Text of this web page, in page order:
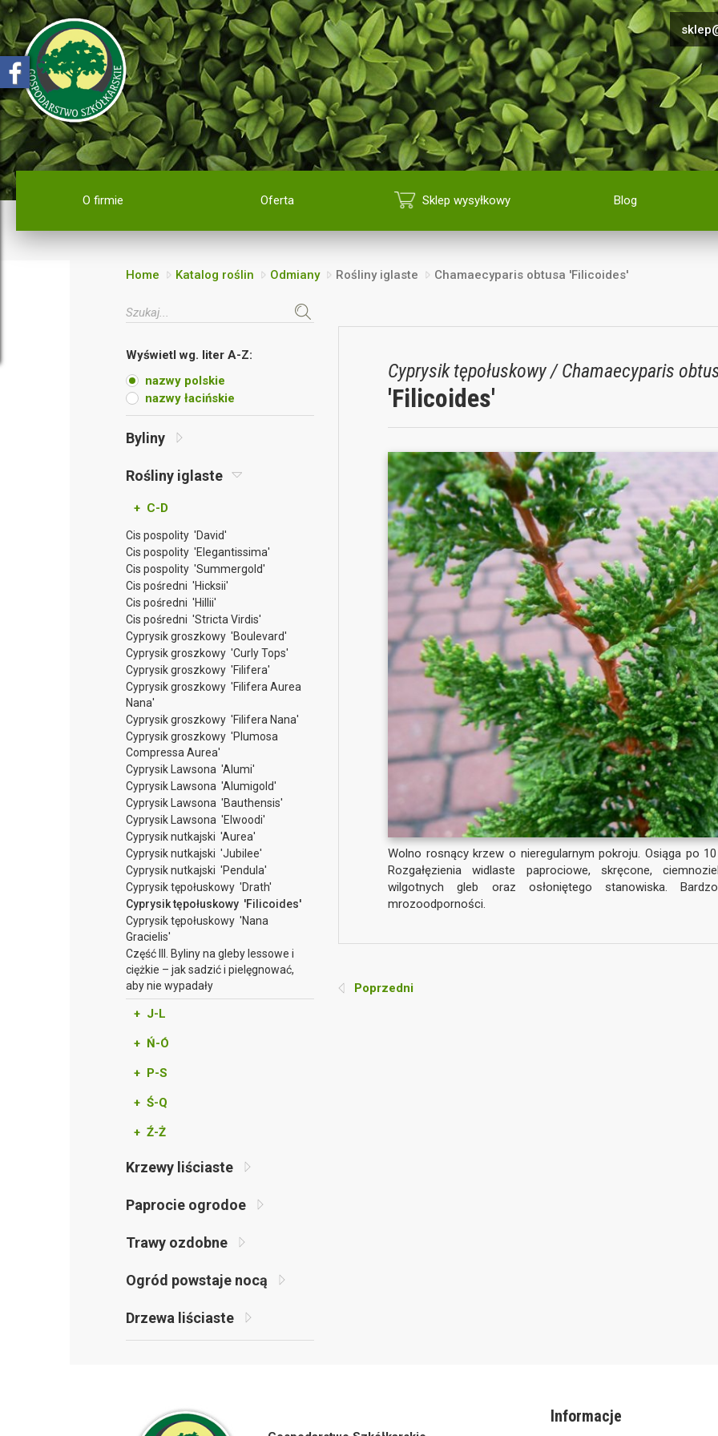
O firmie Oferta Sklep wysyłkowy Blog
Home Katalog roślin Odmiany Rośliny iglaste Chamaecyparis obtusa 'Filicoides'
Wyświetl wg. liter A-Z:
nazwy polskie
nazwy łacińskie
Byliny
Rośliny iglaste
+ C-D
Cis pospolity 'David'
Cis pospolity 'Elegantissima'
Cis pospolity 'Summergold'
Cis pośredni 'Hicksii'
Cis pośredni 'Hillii'
Cis pośredni 'Stricta Virdis'
Cyprysik groszkowy 'Boulevard'
Cyprysik groszkowy 'Curly Tops'
Cyprysik groszkowy 'Filifera'
Cyprysik groszkowy 'Filifera Aurea
Nana'
Cyprysik groszkowy 'Filifera Nana'
Cyprysik groszkowy 'Plumosa
Compressa Aurea'
Cyprysik Lawsona 'Alumi'
Cyprysik Lawsona 'Alumigold'
Cyprysik Lawsona 'Bauthensis'
Cyprysik Lawsona 'Elwoodi'
Cyprysik nutkajski 'Aurea'
Cyprysik nutkajski 'Jubilee'
Cyprysik nutkajski 'Pendula'
Cyprysik tępołuskowy 'Drath'
Cyprysik tępołuskowy 'Filicoides'
Cyprysik tępołuskowy 'Nana
Gracielis'
Część III. Byliny na gleby lessowe i
ciężkie – jak sadzić i pielęgnować,
aby nie wypadały
+ J-L
+ Ń-Ó
+ P-S
+ Ś-Q
+ Ź-Ż
Krzewy liściaste
Paprocie ogrodoe
Trawy ozdobne
Ogród powstaje nocą
Drzewa liściaste
Cyprysik tępołuskowy / Chamaecyparis
'Filicoides'
Wolno rosnący krzew o nieregularnym pokroju. Osiąga po
Rozgałęzienia widlaste paprociowe, skręcone,
wilgotnych gleb oraz osłoniętego stanowiska.
mrozoodporności.
Poprzedni
Informacje